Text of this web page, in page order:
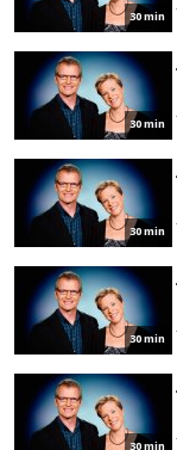
30 min
30 min
30 min
30 min
30 min